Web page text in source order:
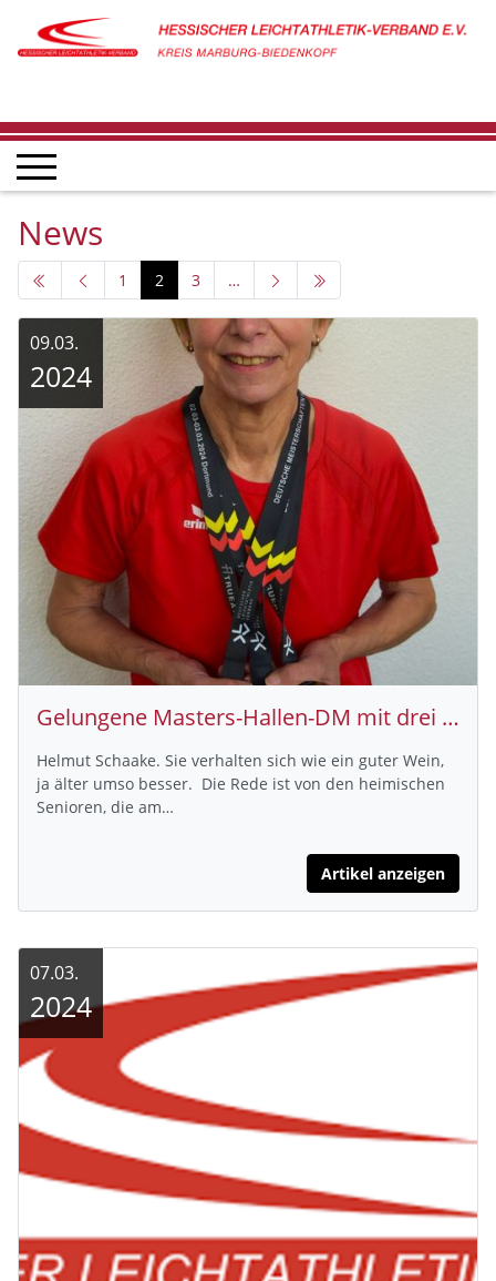
News
1 2 3 …
Gelungene Masters-Hallen-DM mit drei Gold Medaillen für Helga Schüßler (TSV Kirchhain)
Helmut Schaake. Sie verhalten sich wie ein guter Wein,
ja älter umso besser. Die Rede ist von den heimischen
Senioren, die am…
Artikel anzeigen
09.03.
2024
07.03.
2024